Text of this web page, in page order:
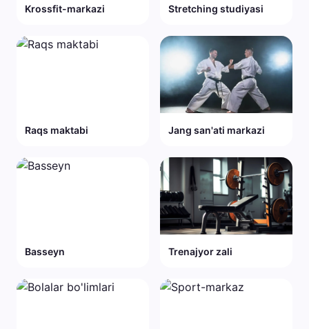
Krossfit-markazi Stretching studiyasi
Raqs maktabi Jang san'ati markazi
Basseyn Trenajyor zali